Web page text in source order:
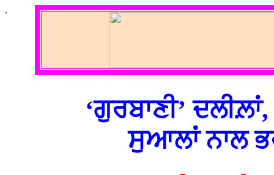
.
‘ਗੁਰਬਾਣੀ’
ਸੁਆਲਾਂ ਨਾਲ